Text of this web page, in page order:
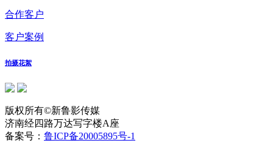
合作客户
客户案例
拍摄花絮
版权所有©新鲁影传媒
济南经四路万达写字楼A座
备案号： 鲁ICP备20005895号-1